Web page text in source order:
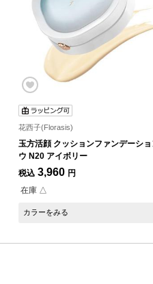
花西子(Florasis)
玉方活顔 クッションファンデーショ
ウ N20 アイボリー
税込 3,960 円
在庫 △
カラーをみる